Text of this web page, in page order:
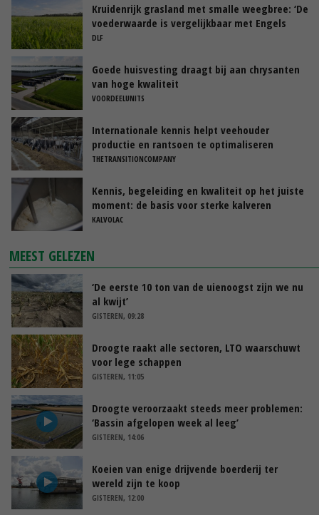
Kruidenrijk grasland met smalle weegbree: ‘De
voederwaarde is vergelijkbaar met Engels
raaigras’
DLF
Goede huisvesting draagt bij aan chrysanten
van hoge kwaliteit
VOORDEELUNITS
Internationale kennis helpt veehouder
productie en rantsoen te optimaliseren
THETRANSITIONCOMPANY
Kennis, begeleiding en kwaliteit op het juiste
moment: de basis voor sterke kalveren
KALVOLAC
MEEST GELEZEN
‘De eerste 10 ton van de uienoogst zijn we nu
al kwijt’
GISTEREN, 09:28
Droogte raakt alle sectoren, LTO waarschuwt
voor lege schappen
GISTEREN, 11:05
Droogte veroorzaakt steeds meer problemen:
‘Bassin afgelopen week al leeg’
GISTEREN, 14:06
Koeien van enige drijvende boerderij ter
wereld zijn te koop
GISTEREN, 12:00